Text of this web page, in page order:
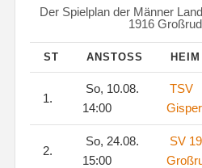
Der Spielplan der Männer
1916
ST ANSTOSS HEIM
1.
So, 10.08.
14:00
TSV
2.
So, 24.08.
15:00
SV